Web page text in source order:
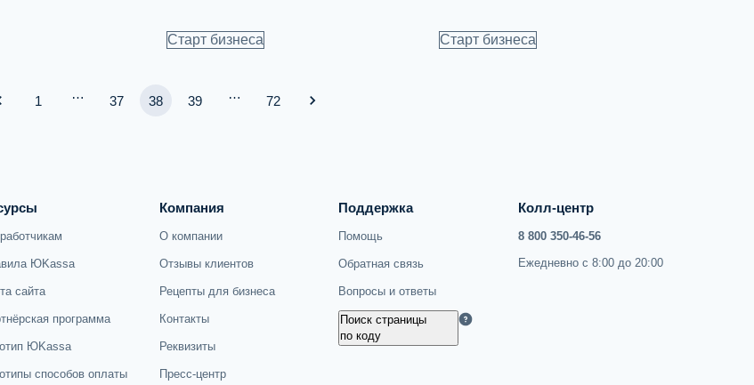
Старт бизнеса Старт бизнеса
1 … 37 38 39 … 72
ЮKassa
сайта
программа
ЮKassa
способов оплаты
Компания
О компании
Отзывы клиентов
Рецепты для бизнеса
Контакты
Реквизиты
Пресс-центр
Поддержка
Помощь
Обратная связь
Вопросы и ответы
Поиск страницы
по коду
Колл-центр
8 800 350-46-56
Ежедневно с 8:00 до 20:00